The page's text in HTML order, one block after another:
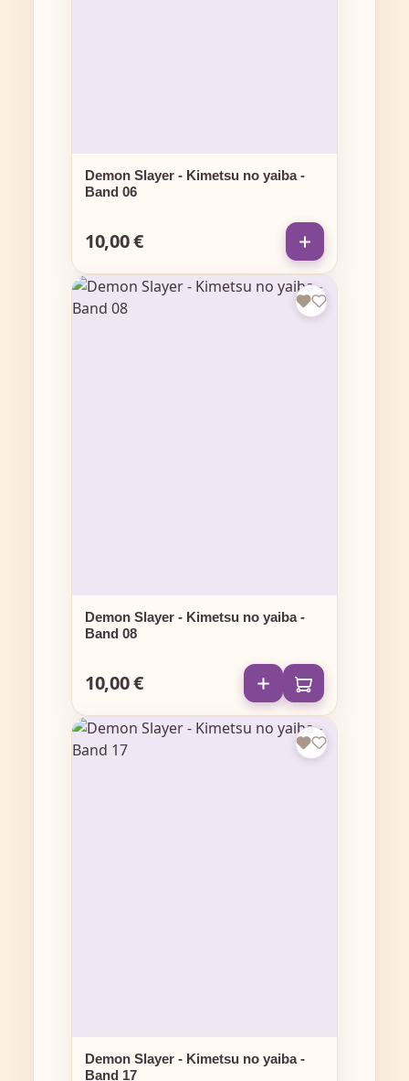
Demon Slayer - Kimetsu no yaiba -
Band 06
Regulärer Preis:
10,00 €
Demon Slayer - Kimetsu no yaiba -
Band 08
Regulärer Preis:
10,00 €
Demon Slayer - Kimetsu no yaiba -
Band 17